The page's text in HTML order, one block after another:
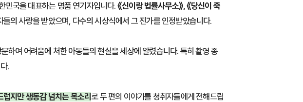
민국을 대표하는 명품 연기자입니다. 《신이랑 법률사무소》, 《당신이 죽
의 사랑을 받았으며, 다수의 시상식에서 그 진가를 인정받았습니다.
하여 어려움에 처한 아동들의 현실을 세상에 알렸습니다. 특히 촬영 종
.
럽지만 생동감 넘치는 목소리 로 두 편의 이야기를 청취자들에게 전해드립